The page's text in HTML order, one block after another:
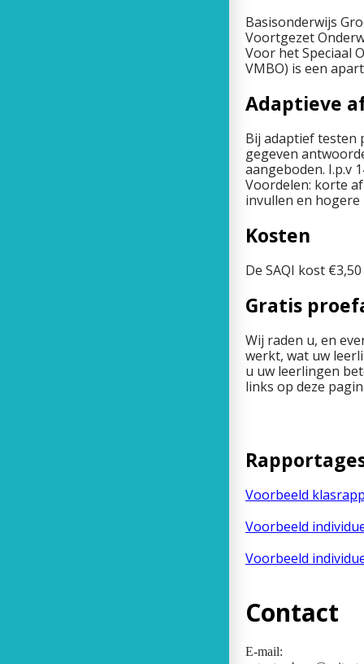
Basisonderwijs
Voortgezet
Voor het Speciaal
VMBO) is een
Adaptieve
Bij adaptief testen
gegeven
aangeboden. I.p.v
Voordelen: korte
invullen en
Kosten
De SAQI kost
Gratis
Wij raden u, en
werkt, wat uw
u uw leerlingen
links op deze
Voorbeeld
Voorbeeld
Voorbeeld
Contact
E-mail: